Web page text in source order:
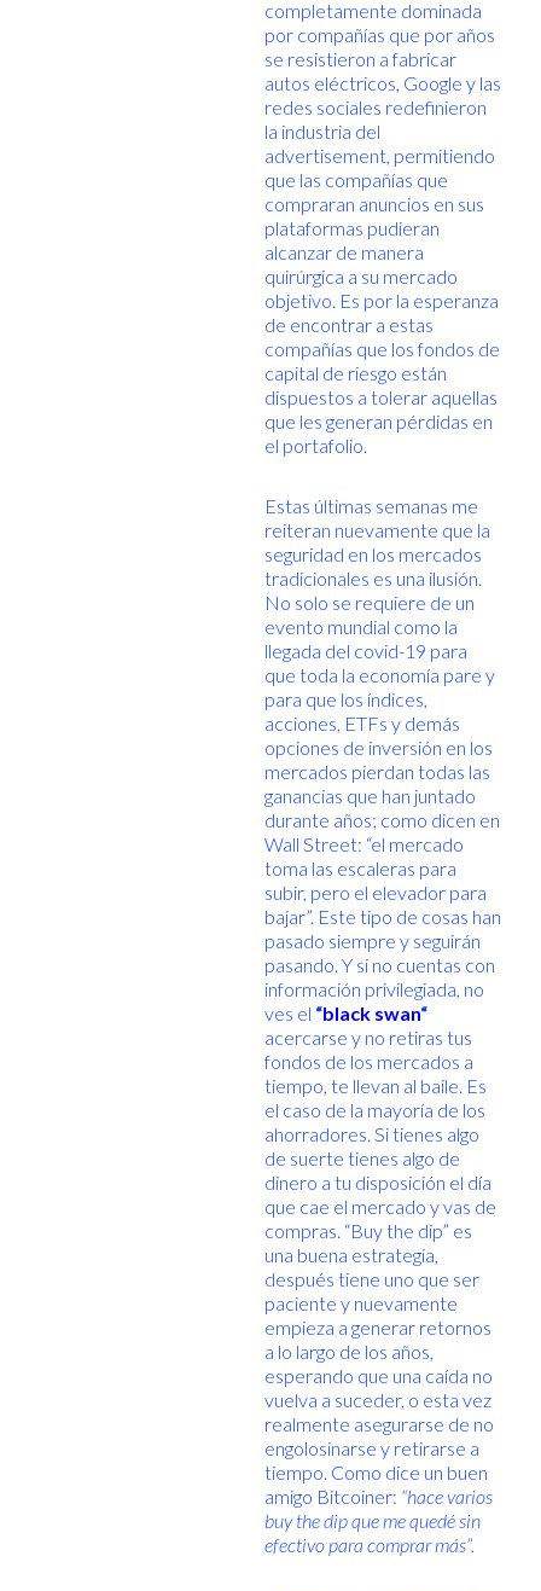
completamente dominada
por compañías que por años
se resistieron a fabricar
autos eléctricos, Google y las
redes sociales redefinieron
la industria del
advertisement, permitiendo
que las compañías que
compraran anuncios en sus
plataformas pudieran
alcanzar de manera
quirúrgica a su mercado
objetivo. Es por la esperanza
de encontrar a estas
compañías que los fondos de
capital de riesgo están
dispuestos a tolerar aquellas
que les generan pérdidas en
el portafolio.
Estas últimas semanas me
reiteran nuevamente que la
seguridad en los mercados
tradicionales es una ilusión.
No solo se requiere de un
evento mundial como la
llegada del covid-19 para
que toda la economía pare y
para que los índices,
acciones, ETFs y demás
opciones de inversión en los
mercados pierdan todas las
ganancias que han juntado
durante años; como dicen en
Wall Street: “el mercado
toma las escaleras para
subir, pero el elevador para
bajar”. Este tipo de cosas han
pasado siempre y seguirán
pasando. Y si no cuentas con
información privilegiada, no
ves el “black swan“
acercarse y no retiras tus
fondos de los mercados a
tiempo, te llevan al baile. Es
el caso de la mayoría de los
ahorradores. Si tienes algo
de suerte tienes algo de
dinero a tu disposición el día
que cae el mercado y vas de
compras. “Buy the dip” es
una buena estrategia,
después tiene uno que ser
paciente y nuevamente
empieza a generar retornos
a lo largo de los años,
esperando que una caída no
vuelva a suceder, o esta vez
realmente asegurarse de no
engolosinarse y retirarse a
tiempo. Como dice un buen
amigo Bitcoiner: “hace varios
buy the dip que me quedé sin
efectivo para comprar más”.